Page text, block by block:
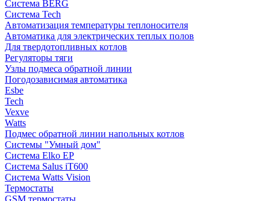
Система BERG
Система Tech
Автоматизация температуры теплоносителя
Автоматика для электрических теплых полов
Для твердотопливных котлов
Регуляторы тяги
Узлы подмеса обратной линии
Погодозависимая автоматика
Esbe
Tech
Vexve
Watts
Подмес обратной линии напольных котлов
Системы "Умный дом"
Система Elko EP
Система Salus iT600
Система Watts Vision
Термостаты
GSM термостаты